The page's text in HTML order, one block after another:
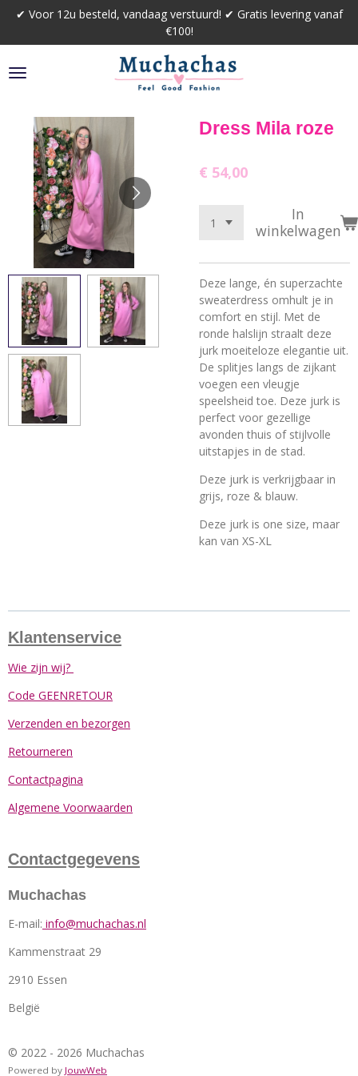
Ga
naar
de
hoofdinhoud
✔ Voor 12u besteld, vandaag verstuurd! ✔ Gratis levering vanaf
€100!
Dress Mila roze
€ 54,00
In
winkelwagen
Deze lange, én superzachte
sweaterdress omhult je in
comfort en stijl. Met de
ronde halslijn straalt deze
jurk moeiteloze elegantie uit.
De splitjes langs de zijkant
voegen een vleugje
speelsheid toe. Deze jurk is
perfect voor gezellige
avonden thuis of stijlvolle
uitstapjes in de stad.
Deze jurk is verkrijgbaar in
grijs, roze & blauw.
Deze jurk is one size, maar
kan van XS-XL
Klantenservice
Wie zijn wij?
Code GEENRETOUR
Verzenden en bezorgen
Retourneren
Contactpagina
Algemene Voorwaarden
Contactgegevens
Muchachas
E-mail: info@muchachas.nl
Kammenstraat 29
2910 Essen
België
© 2022 - 2026 Muchachas
Powered by JouwWeb